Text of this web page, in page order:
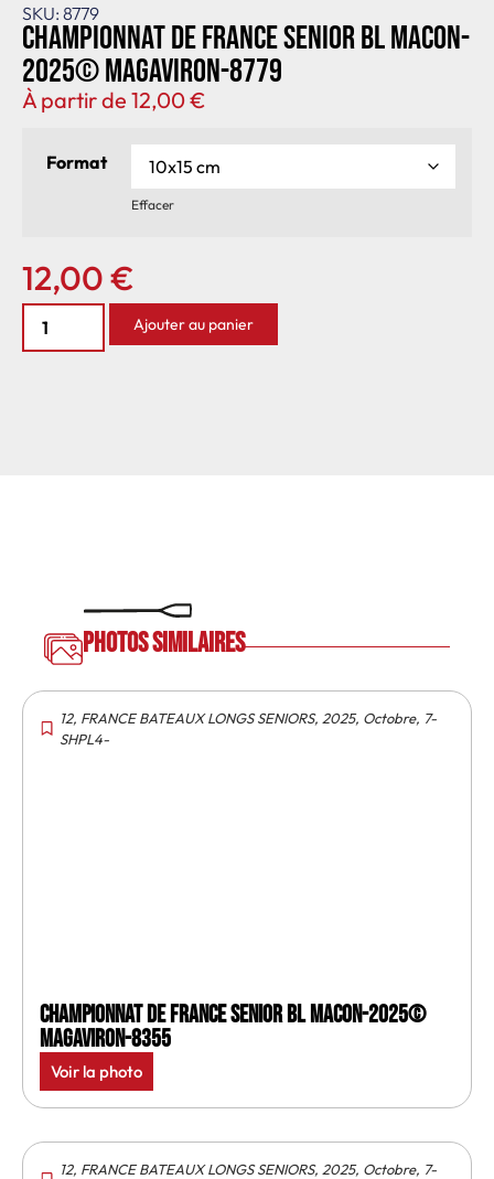
SKU: 8779
Championnat de France senior BL Macon-
2025© MagAviron-8779
À partir de 12,00€
Format
Effacer
12,00€
Ajouter au panier
Photos similaires
12, FRANCE BATEAUX LONGS SENIORS, 2025, Octobre, 7-
SHPL4-
Championnat de France senior BL Macon-2025©
MagAviron-8355
Voir la photo
12, FRANCE BATEAUX LONGS SENIORS, 2025, Octobre, 7-